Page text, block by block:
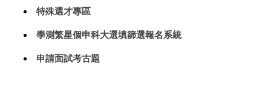
特殊選才專區
學測繁星個申科大選填篩選報名系統
申請面試考古題